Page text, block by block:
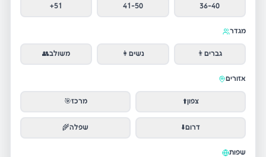
36-40
41-50
51+
מגדר
גברים👨 נשים👩 משולב👥
אזורים
צפון⬆️ מרכז🎯
דרום⬇️ שפלה🌾
שפות